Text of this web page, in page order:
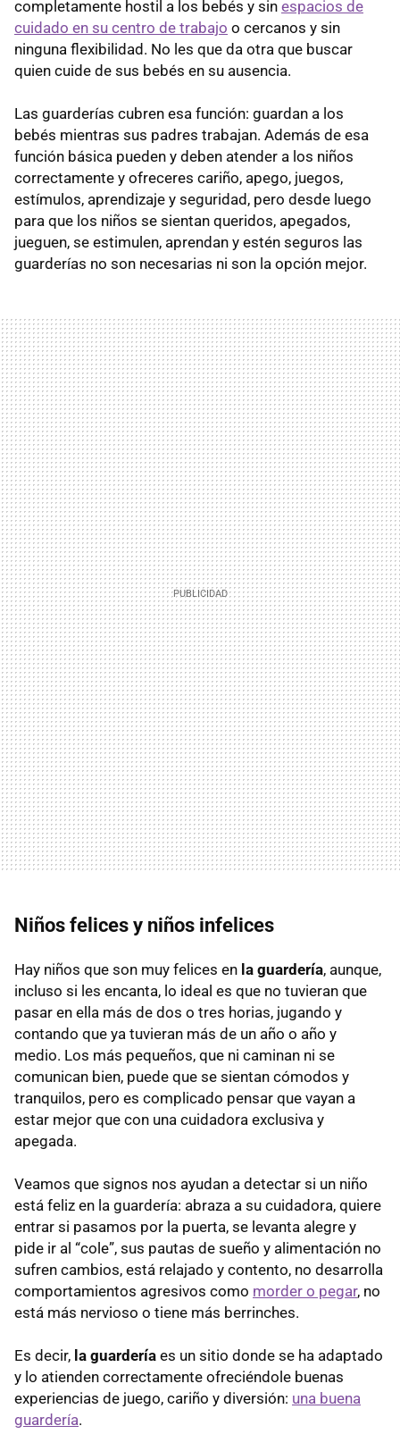
completamente hostil a los bebés y sin espacios de
cuidado en su centro de trabajo o cercanos y sin
ninguna flexibilidad. No les que da otra que buscar
quien cuide de sus bebés en su ausencia.
Las guarderías cubren esa función: guardan a los
bebés mientras sus padres trabajan. Además de esa
función básica pueden y deben atender a los niños
correctamente y ofreceres cariño, apego, juegos,
estímulos, aprendizaje y seguridad, pero desde luego
para que los niños se sientan queridos, apegados,
jueguen, se estimulen, aprendan y estén seguros las
guarderías no son necesarias ni son la opción mejor.
Niños felices y niños infelices
Hay niños que son muy felices en la guardería, aunque,
incluso si les encanta, lo ideal es que no tuvieran que
pasar en ella más de dos o tres horias, jugando y
contando que ya tuvieran más de un año o año y
medio. Los más pequeños, que ni caminan ni se
comunican bien, puede que se sientan cómodos y
tranquilos, pero es complicado pensar que vayan a
estar mejor que con una cuidadora exclusiva y
apegada.
Veamos que signos nos ayudan a detectar si un niño
está feliz en la guardería: abraza a su cuidadora, quiere
entrar si pasamos por la puerta, se levanta alegre y
pide ir al “cole”, sus pautas de sueño y alimentación no
sufren cambios, está relajado y contento, no desarrolla
comportamientos agresivos como morder o pegar, no
está más nervioso o tiene más berrinches.
Es decir, la guardería es un sitio donde se ha adaptado
y lo atienden correctamente ofreciéndole buenas
experiencias de juego, cariño y diversión: una buena
guardería.